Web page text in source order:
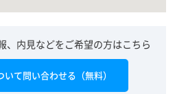
、内見などをご希望の方はこちら
いて問い合わせる（無料）